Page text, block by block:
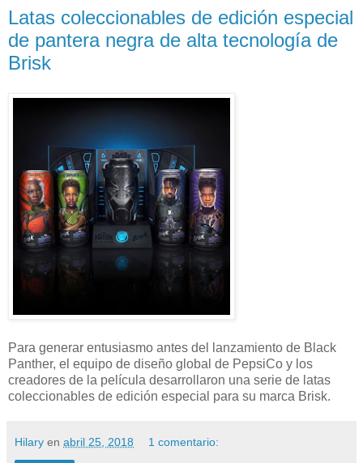
Latas coleccionables de edición especial
de pantera negra de alta tecnología de
Brisk
Para generar entusiasmo antes del lanzamiento de Black
Panther, el equipo de diseño global de PepsiCo y los
creadores de la película desarrollaron una serie de latas
coleccionables de edición especial para su marca Brisk.
Hilary en abril 25, 2018 1 comentario: